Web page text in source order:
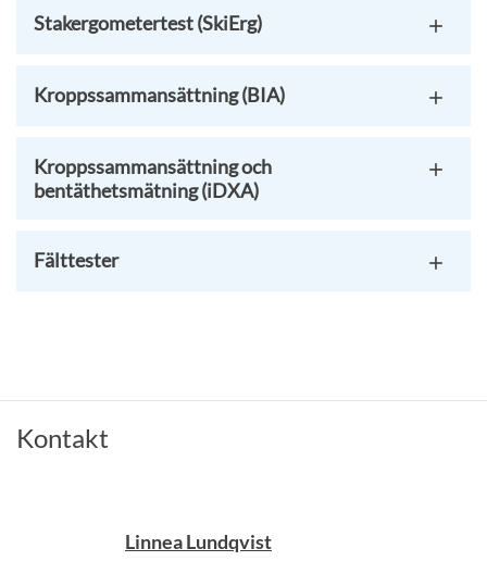
Stakergometertest (SkiErg)
Kroppssammansättning (BIA)
Kroppssammansättning och
bentäthetsmätning (iDXA)
Fälttester
Kontakt
Linnea Lundqvist